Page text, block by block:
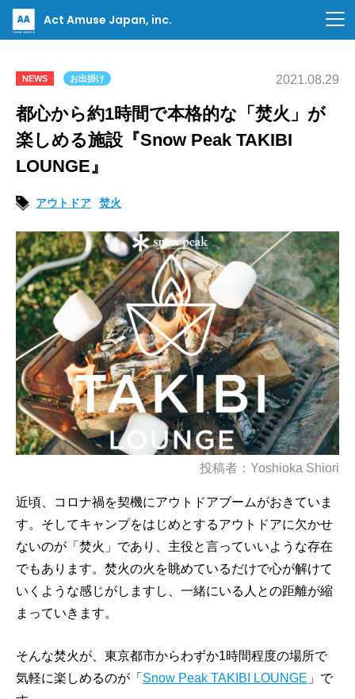
Act Amuse Japan, inc.
NEWS お出掛け 2021.08.29
都心から約1時間で本格的な「焚火」が
楽しめる施設『Snow Peak TAKIBI
LOUNGE』
アウトドア 焚火
投稿者：Yoshioka Shiori
近頃、コロナ禍を契機にアウトドアブームがおきていま
す。そしてキャンプをはじめとするアウトドアに欠かせ
ないのが「焚火」であり、主役と言っていいような存在
でもあります。焚火の火を眺めているだけで心が解けて
いくような感じがしますし、一緒にいる人との距離が縮
まっていきます。
そんな焚火が、東京都市からわずか1時間程度の場所で
気軽に楽しめるのが「 Snow Peak TAKIBI LOUNGE 」で